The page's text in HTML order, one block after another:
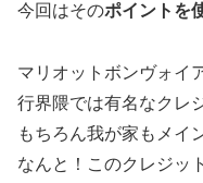
今回はそのポイントを
マリオットボンヴォイ
行界隈では有名なクレ
もちろん我が家もメイ
なんと！このクレジッ